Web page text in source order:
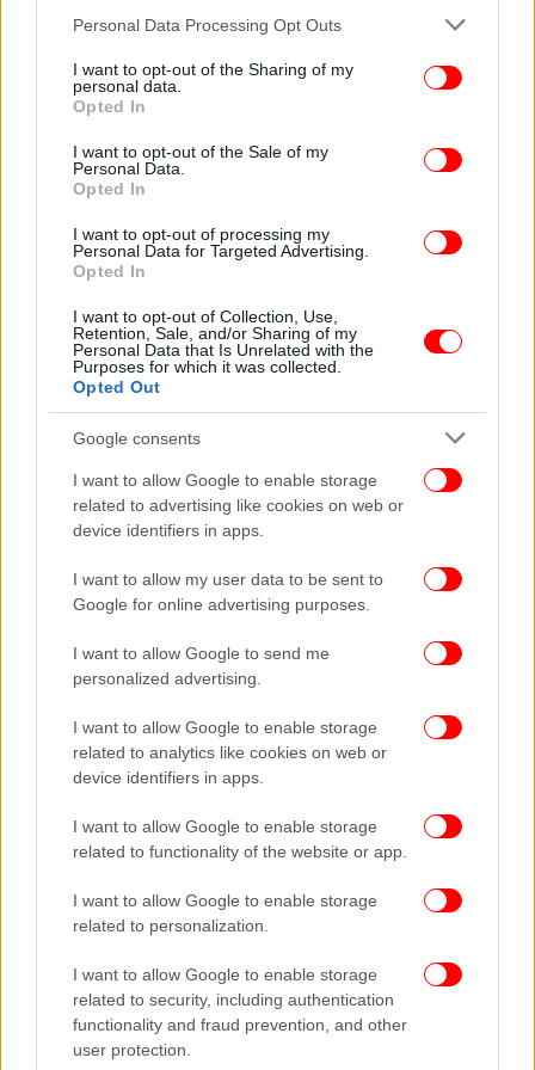
Please note that this website/app uses one or more Google
not limited to your visit or usage behaviour. You may click to
grant or deny consent to Google and its third-party tags to
use your data for below specified purposes in below Google
consent section.
Personal Data Processing Opt Outs
I want to opt-out of the Sharing of my
personal data.
Opted In
I want to opt-out of the Sale of my
Personal Data.
Opted In
I want to opt-out of processing my
Personal Data for Targeted Advertising.
Opted In
I want to opt-out of Collection, Use,
Retention, Sale, and/or Sharing of my
Personal Data that Is Unrelated with the
Purposes for which it was collected.
Opted Out
Google consents
I want to allow Google to enable storage
related to advertising like cookies on web or
device identifiers in apps.
I want to allow my user data to be sent to
Google for online advertising purposes.
I want to allow Google to send me
personalized advertising.
I want to allow Google to enable storage
related to analytics like cookies on web or
device identifiers in apps.
I want to allow Google to enable storage
related to functionality of the website or app.
I want to allow Google to enable storage
related to personalization.
I want to allow Google to enable storage
related to security, including authentication
functionality and fraud prevention, and other
user protection.
Σε έρευνα που έγινε στο σπίτι του ζευγαριού
εντοπίστηκαν τρία όπλα που κατείχε νόμιμα ο
ενδοοικογενειακή βία, ωστόσο, λόγω
παρέλευσης του αυτοφώρου, δεν συνελήφθη.
Μητέρα και παιδιά μεταφέρθηκαν σε δομή
φιλοξενίας, ενώ στην 30χρονη συστήθηκε η
χορήγηση «panic button». Ωστόσο η άμεση
εγκατάσταση της εφαρμογής στο κινητό της δεν
ήταν δυνατή, καθώς η συσκευή είχε καταστραφεί
κατά τον πρόσφατο ξυλοδαρμό της.
Την προανάκριση για την υπόθεση έχει αναλάβει το
ΑΤ Καλαβρύτων.